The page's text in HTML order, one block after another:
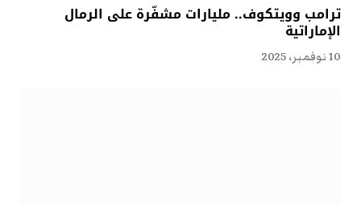
ترامب وويتكوف.. مليارات مشفّرة على الرمال
الإماراتية
10 نوفمبر، 2025